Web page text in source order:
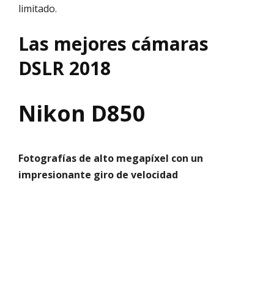
limitado.
Las mejores cámaras
DSLR 2018
Nikon D850
Fotografías de alto megapíxel con un
impresionante giro de velocidad